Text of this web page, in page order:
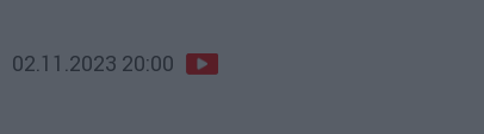
02.11.2023 20:00